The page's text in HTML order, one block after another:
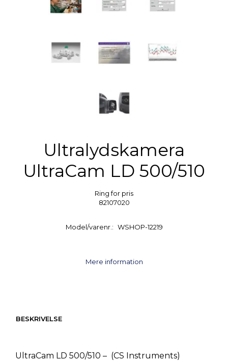
Ultralydskamera
UltraCam LD 500/510
Ring for pris
82107020
Model/varenr.: WSHOP-12219
Mere information
BESKRIVELSE
UltraCam LD 500/510 – (CS Instruments)